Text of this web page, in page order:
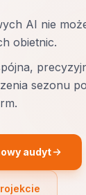
AI nie
obietnic.
sezonu
audyt